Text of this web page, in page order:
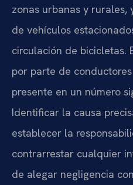
zonas urbanas y
de vehículos
circulación de bicicletas.
por parte de
presente en un número
Identificar la causa
establecer la
contrarrestar cualquier
de alegar negligencia